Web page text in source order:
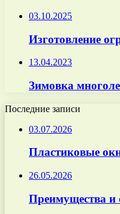
03.10.2025
Изготовление
13.04.2023
Зимовка
Последние записи
03.07.2026
Пластиковые
26.05.2026
Преимущества и